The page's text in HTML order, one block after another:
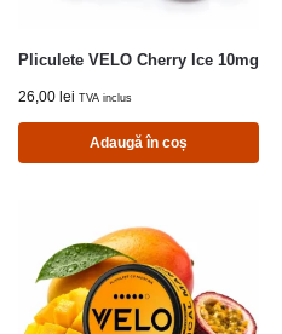
Pliculete VELO Cherry Ice 10mg
26,00 lei TVA inclus
Adaugă în coș